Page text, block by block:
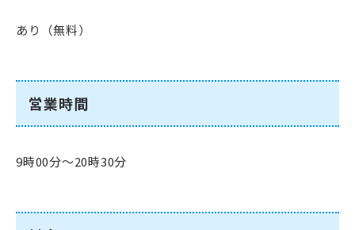
あり（無料）
営業時間
9時00分～20時30分